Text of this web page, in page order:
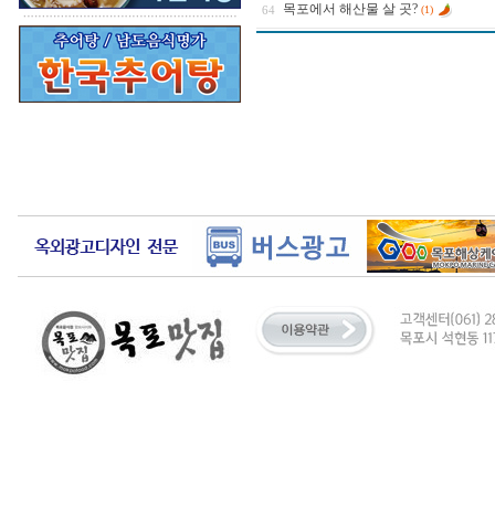
64 목포에서 해산물 살 곳? (1)